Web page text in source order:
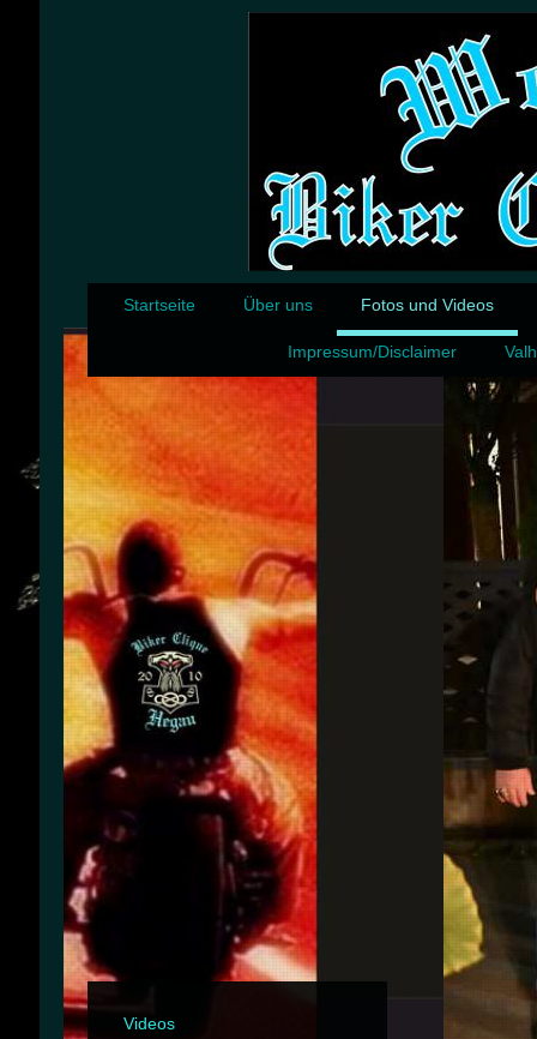
Startseite Über uns Fotos und Videos
Impressum/Disclaimer
Videos